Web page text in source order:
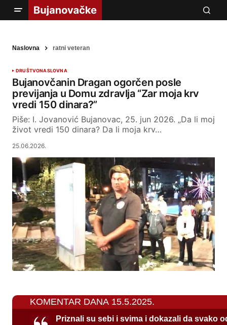
Naslovna ratni veteran
DRUŠTVONASLOVNA
Bujanovčanin Dragan ogorčen posle
previjanja u Domu zdravlja “Zar moja krv
vredi 150 dinara?”
Piše: I. Jovanović Bujanovac, 25. jun 2026. „Da li moj
život vredi 150 dinara? Da li moja krv…
25.06.2026.
KOMENTAR DANA 15.5.2025.
Priznali su sebi i svima i dokazali da svako